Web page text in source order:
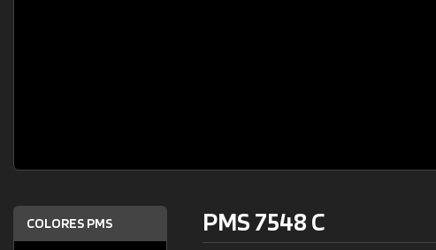
COLORES PMS PMS 7548 C